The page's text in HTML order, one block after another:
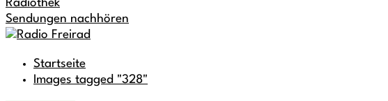
Radiothek
Sendungen nachhören
Startseite
Images tagged "328"